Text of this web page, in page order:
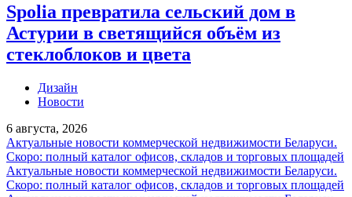
Spolia превратила сельский дом в
Астурии в светящийся объём из
стеклоблоков и цвета
Дизайн
Новости
6 августа, 2026
Актуальные новости коммерческой недвижимости Беларуси.
Скоро: полный каталог офисов, складов и торговых площадей
Актуальные новости коммерческой недвижимости Беларуси.
Скоро: полный каталог офисов, складов и торговых площадей